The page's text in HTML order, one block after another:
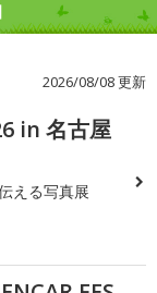
2026/08/08 更新
in 名古屋
える写真展